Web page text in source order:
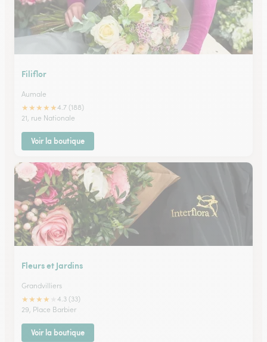
Filiflor
Aumale
★★★★★4.7 (188)
21, rue Nationale
Voir la boutique
Fleurs et Jardins
Grandvilliers
★★★★
4.3 (33)
29, Place Barbier
Voir la boutique